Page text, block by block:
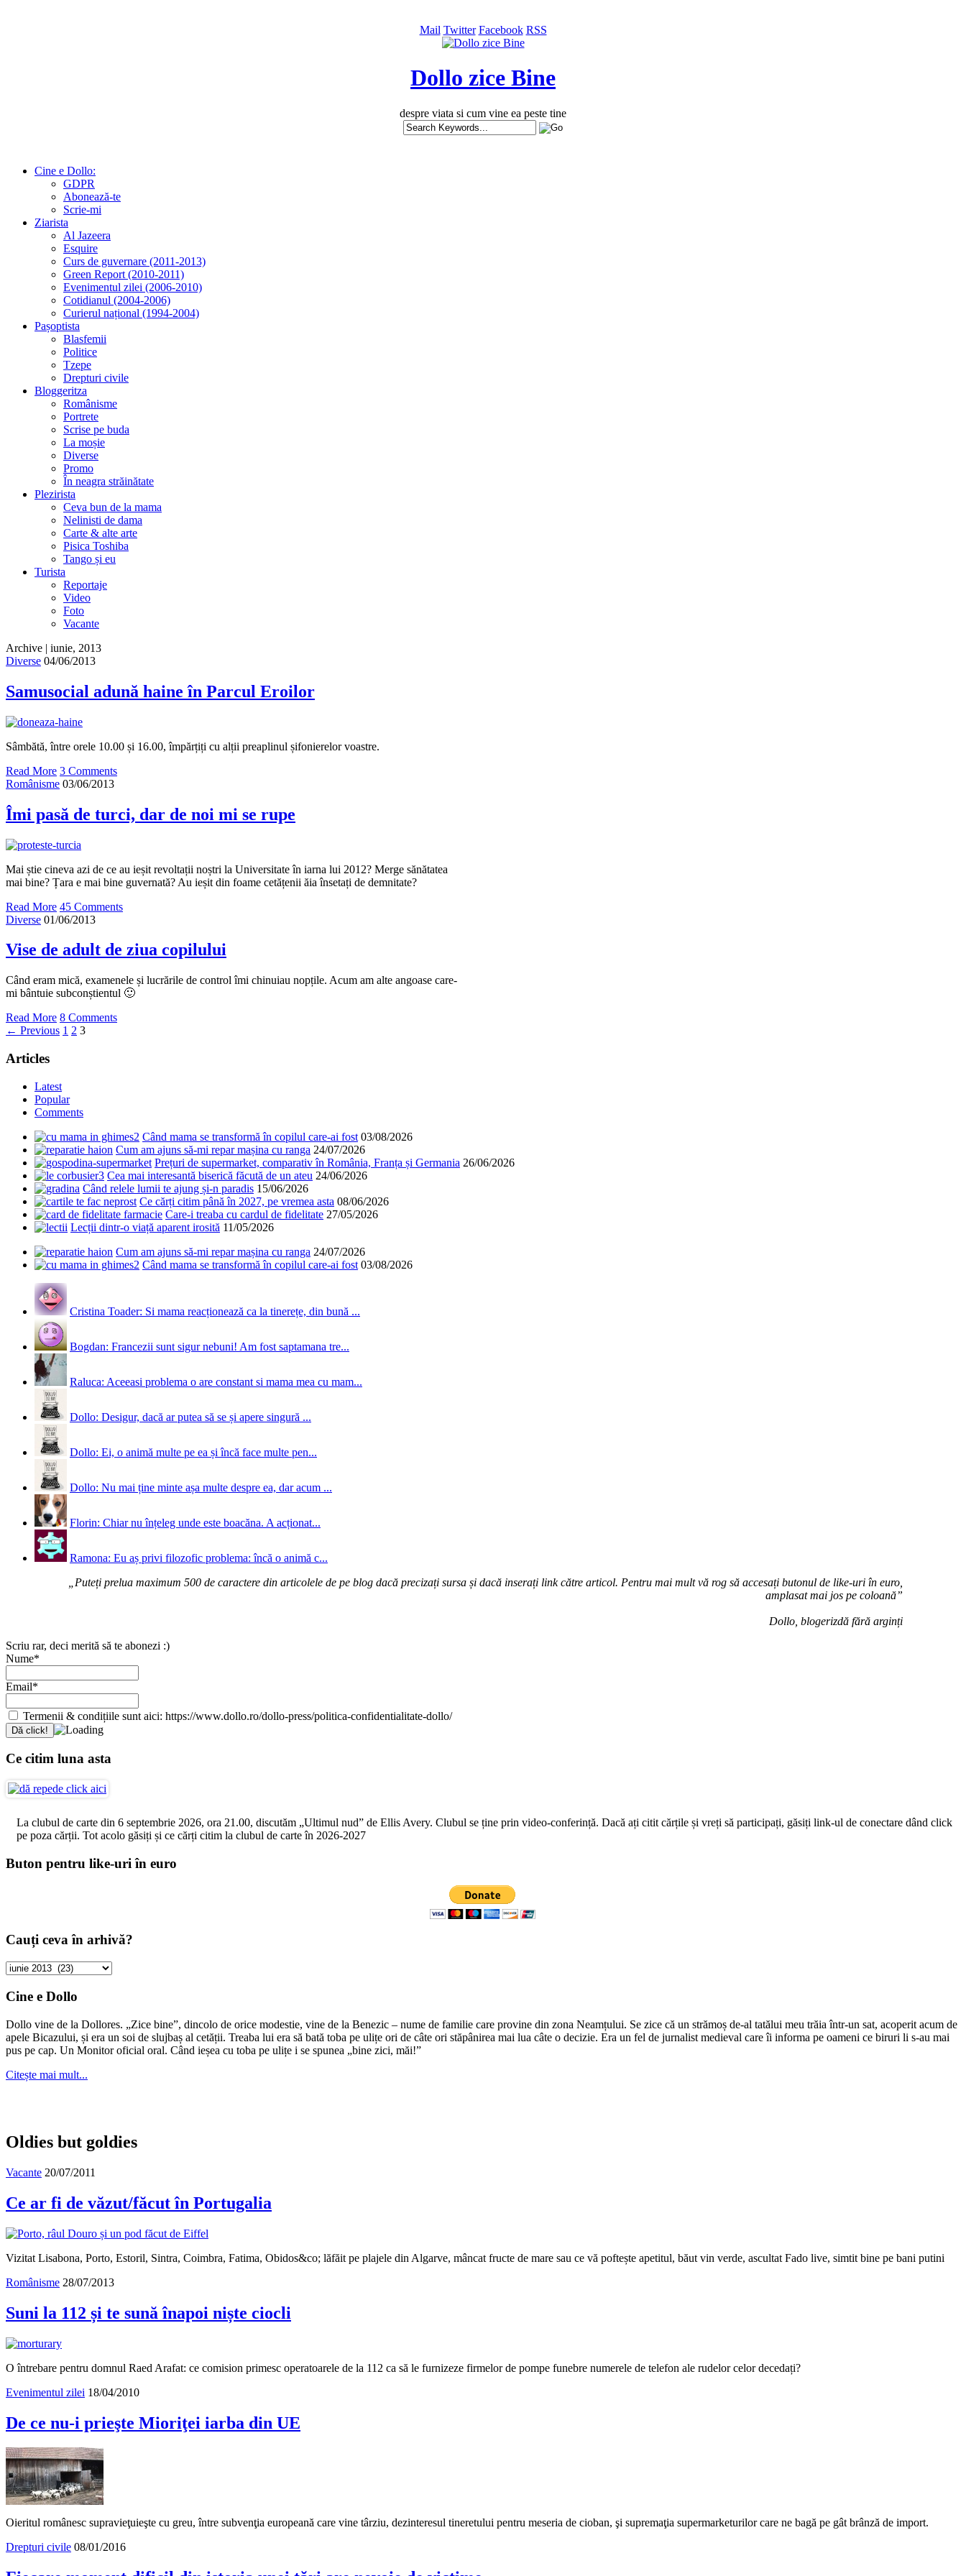
Mail Twitter Facebook RSS
Dollo zice Bine
despre viata si cum vine ea peste tine
Cine e Dollo:
GDPR
Abonează-te
Scrie-mi
Ziarista
Al Jazeera
Esquire
Curs de guvernare (2011-2013)
Green Report (2010-2011)
Evenimentul zilei (2006-2010)
Cotidianul (2004-2006)
Curierul național (1994-2004)
Pașoptista
Blasfemii
Politice
Tzepe
Drepturi civile
Bloggeritza
Românisme
Portrete
Scrise pe buda
La moșie
Diverse
Promo
În neagra străinătate
Plezirista
Ceva bun de la mama
Nelinisti de dama
Carte & alte arte
Pisica Toshiba
Tango și eu
Turista
Reportaje
Video
Foto
Vacante
Archive | iunie, 2013
Diverse 04/06/2013
Samusocial adună haine în Parcul Eroilor
Sâmbătă, între orele 10.00 și 16.00, împărțiți cu alții preaplinul șifonierelor voastre.
Read More 3 Comments
Românisme 03/06/2013
Îmi pasă de turci, dar de noi mi se rupe
Mai știe cineva azi de ce au ieșit revoltații noștri la Universitate în iarna lui 2012? Merge sănătatea
mai bine? Țara e mai bine guvernată? Au ieșit din foame cetățenii ăia însetați de demnitate?
Read More 45 Comments
Diverse 01/06/2013
Vise de adult de ziua copilului
Când eram mică, examenele și lucrările de control îmi chinuiau nopțile. Acum am alte angoase care-
mi bântuie subconștientul 🙂
Read More 8 Comments
← Previous 1 2 3
Articles
Latest
Popular
Comments
Când mama se transformă în copilul care-ai fost 03/08/2026
Cum am ajuns să-mi repar mașina cu ranga 24/07/2026
Prețuri de supermarket, comparativ în România, Franța și Germania 26/06/2026
Cea mai interesantă biserică făcută de un ateu 24/06/2026
Când relele lumii te ajung și-n paradis 15/06/2026
Ce cărți citim până în 2027, pe vremea asta 08/06/2026
Care-i treaba cu cardul de fidelitate 27/05/2026
Lecții dintr-o viață aparent irosită 11/05/2026
Cum am ajuns să-mi repar mașina cu ranga 24/07/2026
Când mama se transformă în copilul care-ai fost 03/08/2026
Cristina Toader: Si mama reacționează ca la tinerețe, din bună ...
Bogdan: Francezii sunt sigur nebuni! Am fost saptamana tre...
Raluca: Aceeasi problema o are constant si mama mea cu mam...
Dollo: Desigur, dacă ar putea să se și apere singură ...
Dollo: Ei, o animă multe pe ea și încă face multe pen...
Dollo: Nu mai ține minte așa multe despre ea, dar acum ...
Florin: Chiar nu înțeleg unde este boacăna. A acționat...
Ramona: Eu aș privi filozofic problema: încă o animă c...
„Puteți prelua maximum 500 de caractere din articolele de pe blog dacă precizați sursa și dacă inserați link către articol. Pentru mai mult vă rog să accesați butonul de like-uri în euro,
amplasat mai jos pe coloană”
Dollo, blogerizdă fără arginți
Scriu rar, deci merită să te abonezi :)
Nume*
Email*
Termenii & condițiile sunt aici: https://www.dollo.ro/dollo-press/politica-confidentialitate-dollo/
Ce citim luna asta
La clubul de carte din 6 septembrie 2026, ora 21.00, discutăm „Ultimul nud” de Ellis Avery. Clubul se ține prin video-conferință. Dacă ați citit cărțile și vreți să participați, găsiți link-ul de conectare dând click
pe poza cărții. Tot acolo găsiți și ce cărți citim la clubul de carte în 2026-2027
Buton pentru like-uri în euro
Cauți ceva în arhivă?
Cauți
în
Cine e Dollo
Dollo vine de la Dollores. „Zice bine”, dincolo de orice modestie, vine de la Benezic – nume de familie care provine din zona Neamțului. Se zice că un strămoș de-al tatălui meu trăia într-un sat, acoperit acum de
apele Bicazului, și era un soi de slujbaș al cetății. Treaba lui era să bată toba pe ulițe ori de câte ori stăpânirea mai lua câte o decizie. Era un fel de jurnalist medieval care îi informa pe oameni ce biruri li s-au mai
pus pe cap. Un Monitor oficial oral. Când ieșea cu toba pe ulițe i se spunea „bine zici, măi!”
Citește mai mult...
Oldies but goldies
Vacante 20/07/2011
Ce ar fi de văzut/făcut în Portugalia
Vizitat Lisabona, Porto, Estoril, Sintra, Coimbra, Fatima, Obidos&co; lăfăit pe plajele din Algarve, mâncat fructe de mare sau ce vă poftește apetitul, băut vin verde, ascultat Fado live, simtit bine pe bani putini
Românisme 28/07/2013
Suni la 112 și te sună înapoi niște ciocli
O întrebare pentru domnul Raed Arafat: ce comision primesc operatoarele de la 112 ca să le furnizeze firmelor de pompe funebre numerele de telefon ale rudelor celor decedați?
Evenimentul zilei 18/04/2010
De ce nu-i prieşte Mioriţei iarba din UE
Oieritul românesc supravieţuieşte cu greu, între subvenţia europeană care vine târziu, dezinteresul tineretului pentru meseria de cioban, şi supremaţia supermarketurilor care ne bagă pe gât brânză de import.
Drepturi civile 08/01/2016